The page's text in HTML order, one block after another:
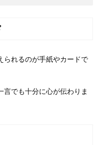
られるのが手紙やカードで
言でも十分に心が伝わりま